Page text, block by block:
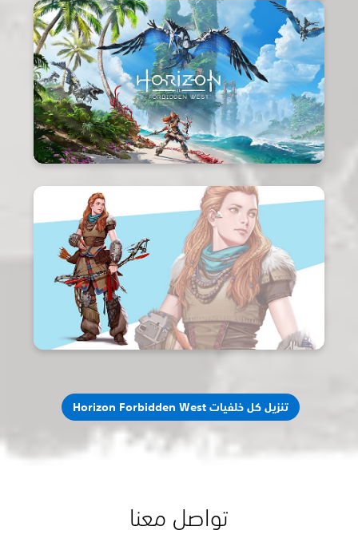
تنزيل كل خلفيات Horizon Forbidden West
تواصل معنا